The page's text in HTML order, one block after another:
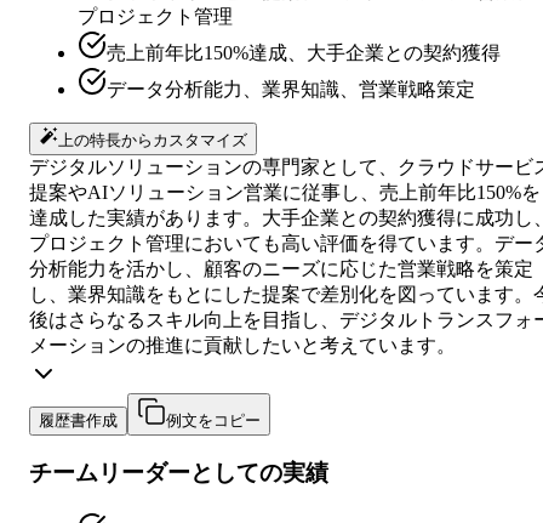
プロジェクト管理
売上前年比150%達成、大手企業との契約獲得
データ分析能力、業界知識、営業戦略策定
上の特長からカスタマイズ
デジタルソリューションの専門家として、クラウドサービ
提案やAIソリューション営業に従事し、売上前年比150%を
達成した実績があります。大手企業との契約獲得に成功し
プロジェクト管理においても高い評価を得ています。デー
分析能力を活かし、顧客のニーズに応じた営業戦略を策定
し、業界知識をもとにした提案で差別化を図っています。
後はさらなるスキル向上を目指し、デジタルトランスフォ
メーションの推進に貢献したいと考えています。
履歴書作成 例文をコピー
チームリーダーとしての実績